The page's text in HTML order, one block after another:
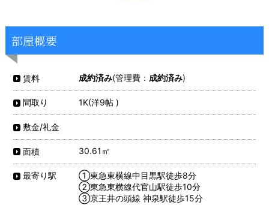
部屋概要
賃料 成約済み(管理費： 成約済み)
間取り 1K(洋9帖 )
敷金/礼金
面積 30.61㎡
最寄り駅
①東急東横線中目黒駅徒歩8分
②東急東横線代官山駅徒歩10分
③京王井の頭線 神泉駅徒歩15分